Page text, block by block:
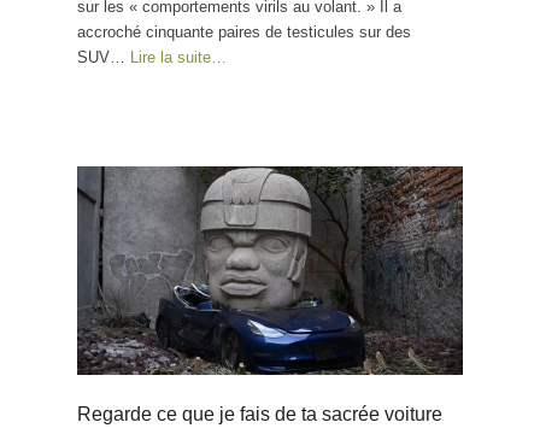
sur les « comportements virils au volant. » Il a
accroché cinquante paires de testicules sur des
SUV… Lire la suite…
Regarde ce que je fais de ta sacrée voiture